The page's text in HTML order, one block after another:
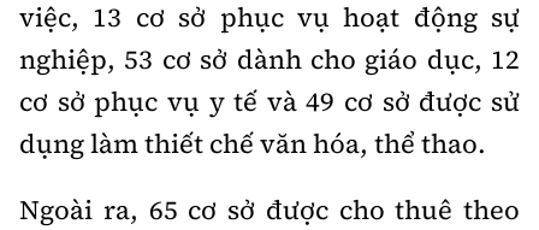
Thông tin tòa
soạn
việc, 13 cơ sở phục vụ hoạt động sự
nghiệp, 53 cơ sở dành cho giáo dục, 12
cơ sở phục vụ y tế và 49 cơ sở được sử
dụng làm thiết chế văn hóa, thể thao.
Ngoài ra, 65 cơ sở được cho thuê theo